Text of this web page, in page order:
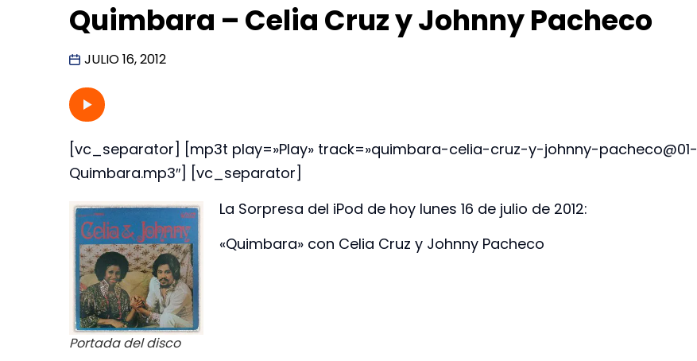
Quimbara – Celia Cruz y Johnny Pacheco
JULIO 16, 2012
[vc_separator] [mp3t play=»Play» track=»quimbara-celia-cruz-y-johnny-pacheco@01-
Quimbara.mp3″] [vc_separator]
Portada del disco
La Sorpresa del iPod de hoy lunes 16 de julio de 2012:
«Quimbara» con Celia Cruz y Johnny Pacheco